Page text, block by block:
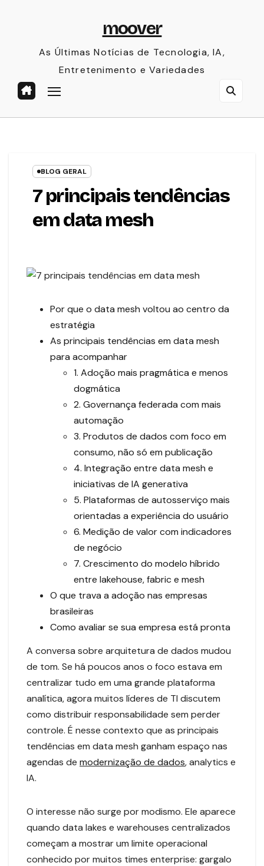
moover
As Últimas Notícias de Tecnologia, IA,
Entretenimento e Variedades
BLOG GERAL
7 principais tendências
em data mesh
Por que o data mesh voltou ao centro da
estratégia
As principais tendências em data mesh
para acompanhar
1. Adoção mais pragmática e menos
dogmática
2. Governança federada com mais
automação
3. Produtos de dados com foco em
consumo, não só em publicação
4. Integração entre data mesh e
iniciativas de IA generativa
5. Plataformas de autosserviço mais
orientadas a experiência do usuário
6. Medição de valor com indicadores
de negócio
7. Crescimento do modelo híbrido
entre lakehouse, fabric e mesh
O que trava a adoção nas empresas
brasileiras
Como avaliar se sua empresa está pronta
A conversa sobre arquitetura de dados mudou
de tom. Se há poucos anos o foco estava em
centralizar tudo em uma grande plataforma
analítica, agora muitos líderes de TI discutem
como distribuir responsabilidade sem perder
controle. É nesse contexto que as principais
tendências em data mesh ganham espaço nas
agendas de modernização de dados, analytics e
IA.
O interesse não surge por modismo. Ele aparece
quando data lakes e warehouses centralizados
começam a mostrar um limite operacional
conhecido por muitos times enterprise: gargalo